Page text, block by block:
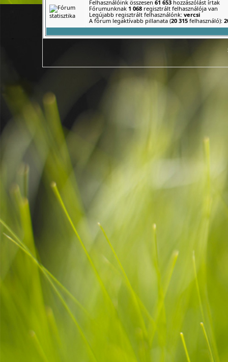
Felhasználóink összesen 61 653hozzászólást írtak
Fórumunknak 1 068regisztrált felhasználója van
Legújabb regisztrált felhasználónk: vercsi
A fórum legaktívabb pillanata (20 315felhasználó):